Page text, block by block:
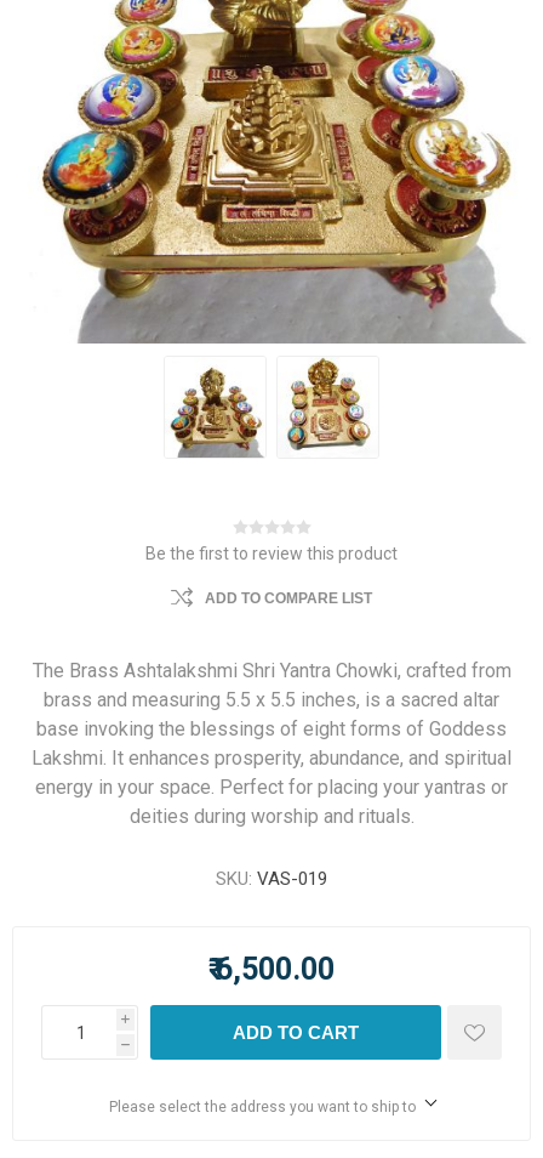
Be the first to review this product
ADD TO COMPARE LIST
The Brass Ashtalakshmi Shri Yantra Chowki, crafted from
brass and measuring 5.5 x 5.5 inches, is a sacred altar
base invoking the blessings of eight forms of Goddess
Lakshmi. It enhances prosperity, abundance, and spiritual
energy in your space. Perfect for placing your yantras or
deities during worship and rituals.
SKU: VAS-019
₹ 6,500.00
i
h
ADD TO CART
Please select the address you want to ship to